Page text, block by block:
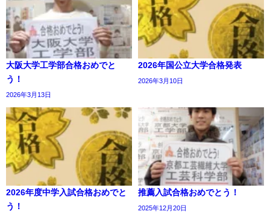
大阪大学工学部合格おめでと
う！
2026年3月13日
2026年国公立大学合格発表
2026年3月10日
2026年度中学入試合格おめでと
う！
推薦入試合格おめでとう！
2025年12月20日